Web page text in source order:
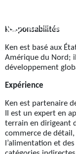
Skip
content
Responsabilités
Ken est basé aux
Amérique du Nord;
développement
Expérience
Ken est partenaire
Il est un expert en
terrain en dirigeant
commerce de
l’alimentation et